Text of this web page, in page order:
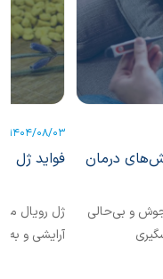
درمان
و بی‌حالی
1404/08/03
فواید ژل
ژل رویال
آرایشی و